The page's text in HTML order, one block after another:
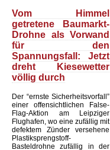
Vom Himmel
getretene Baumarkt-
Drohne als Vorwand
für den
Spannungsfall: Jetzt
dreht Kiesewetter
völlig durch
Der “ernste Sicherheitsvorfall”
einer offensichtlichen False-
Flag-Aktion am Leipziger
Flughafen, wo eine zufällig mit
defektem Zünder versehene
Plastiksprengstoff-
Basteldrohne zufällig in der